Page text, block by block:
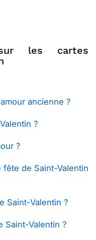
les cartes
ancienne ?
?
?
de Saint-Valentin
Saint-Valentin ?
Saint-Valentin ?